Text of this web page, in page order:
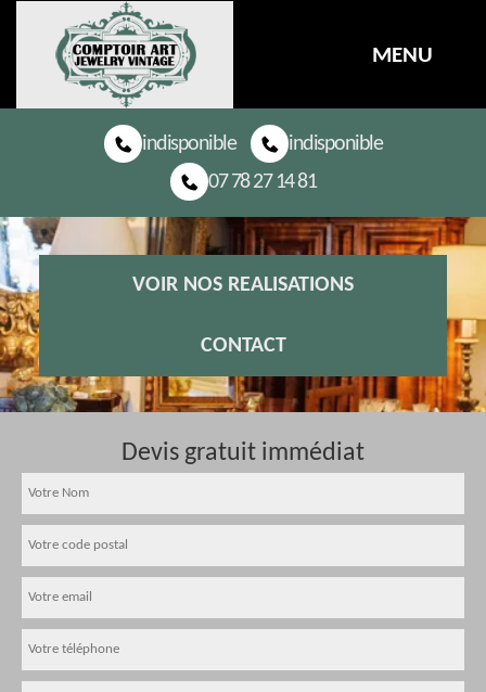
MENU
indisponible
indisponible
07 78 27 14 81
VOIR NOS REALISATIONS
CONTACT
Devis gratuit immédiat